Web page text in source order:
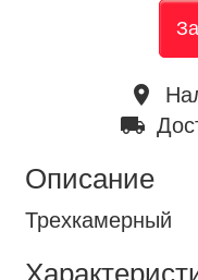
place
local_shipping
Описание
Трехкамерный